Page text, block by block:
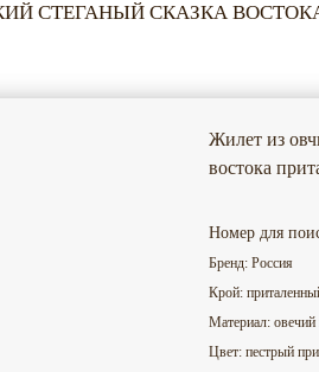
СТЕГАНЫЙ СКАЗКА
Жилет из
востока
Номер для
Бренд: Россия
Крой:
Материал:
Цвет: пестрый